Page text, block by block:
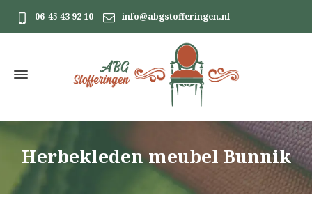
06-45 43 92 10 info@abgstofferingen.nl
Herbekleden meubel Bunnik